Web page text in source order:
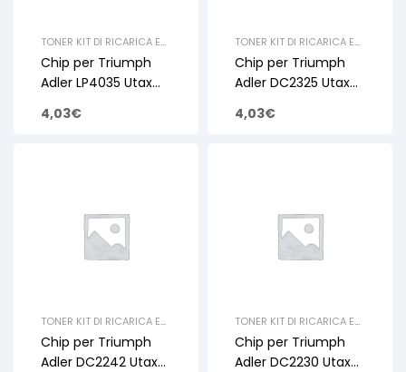
TONER KIT DI RICARICA E
RIGENERAZIONE
UTAX
CHIP, TRIUMPH ADLER,
CHIP
Chip per Triumph
Adler LP4035 Utax
4,03€
TONER KIT DI RICARICA E
RIGENERAZIONE
UTAX
CHIP, TRIUMPH ADLER,
CHIP
Chip per Triumph
Adler DC2325 Utax
4,03€
TONER KIT DI RICARICA E
RIGENERAZIONE
UTAX
CHIP, TRIUMPH ADLER,
CHIP
Chip per Triumph
Adler DC2242 Utax
TONER KIT DI RICARICA E
RIGENERAZIONE
UTAX
CHIP, TRIUMPH ADLER,
CHIP
Chip per Triumph
Adler DC2230 Utax